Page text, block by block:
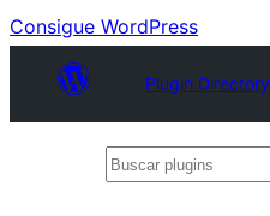
Consigue WordPress
Plugin Directory
Buscar